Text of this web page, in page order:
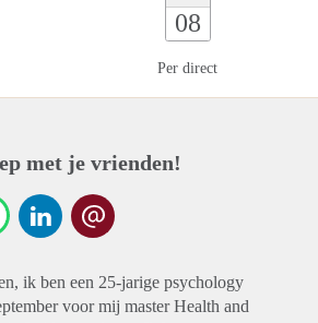
08
Per direct
met je vrienden!
ik ben een 25-jarige psychology
voor mij master Health and